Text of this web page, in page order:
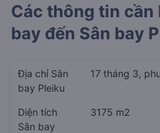
Các thông tin
bay đến Sân bay
Địa chỉ Sân
bay Pleiku
17 tháng 3,
Diện tích
Sân bay
3175 m2